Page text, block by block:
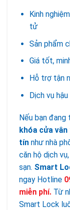
Kinh
tử
Sản phẩm
Giá tốt,
Hỗ trợ tận
Dịch vụ
Nếu bạn
khóa cửa
tín như nhà
căn hộ dịch
sạn. Smart
ngay Hotline
miễn phí. Từ
Smart Lock